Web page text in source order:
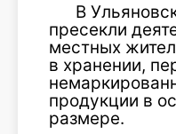
В
пресекли
местных
в хранении,
продукции в
размере.